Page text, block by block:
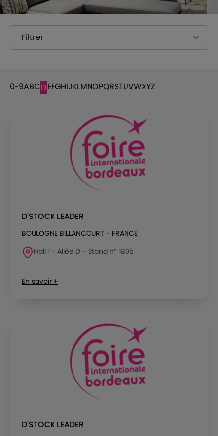
Filtrer
0-9ABCDEFGHIJKLMNOPQRSTUVWXYZ
D'STOCK LEADER
BOULOGNE BILLANCOURT - FRANCE
Hall 1 - Allée D - Stand n° 1805
En savoir +
D'STOCK LEADER